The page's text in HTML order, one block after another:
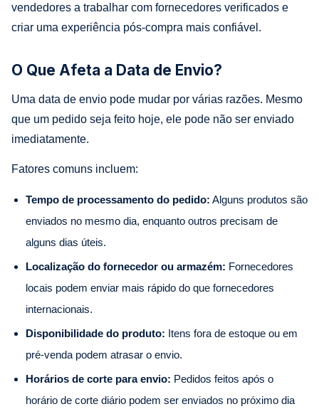
vendedores a trabalhar com fornecedores verificados e
criar uma experiência pós-compra mais confiável.
O Que Afeta a Data de Envio?
Uma data de envio pode mudar por várias razões. Mesmo
que um pedido seja feito hoje, ele pode não ser enviado
imediatamente.
Fatores comuns incluem:
Tempo de processamento do pedido: Alguns produtos são
enviados no mesmo dia, enquanto outros precisam de
alguns dias úteis.
Localização do fornecedor ou armazém: Fornecedores
locais podem enviar mais rápido do que fornecedores
internacionais.
Disponibilidade do produto: Itens fora de estoque ou em
pré-venda podem atrasar o envio.
Horários de corte para envio: Pedidos feitos após o
horário de corte diário podem ser enviados no próximo dia